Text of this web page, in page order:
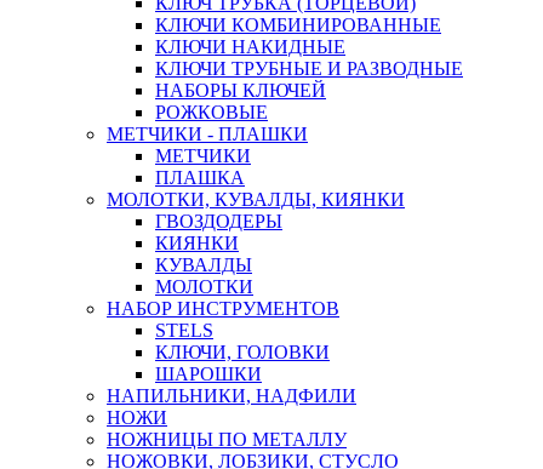
КЛЮЧИ КОМБИНИРОВАННЫЕ
КЛЮЧИ НАКИДНЫЕ
КЛЮЧИ ТРУБНЫЕ И РАЗВОДНЫЕ
НАБОРЫ КЛЮЧЕЙ
РОЖКОВЫЕ
МЕТЧИКИ - ПЛАШКИ
МЕТЧИКИ
ПЛАШКА
МОЛОТКИ, КУВАЛДЫ, КИЯНКИ
ГВОЗДОДЕРЫ
КИЯНКИ
КУВАЛДЫ
МОЛОТКИ
НАБОР ИНСТРУМЕНТОВ
STELS
КЛЮЧИ, ГОЛОВКИ
ШАРОШКИ
НАПИЛЬНИКИ, НАДФИЛИ
НОЖИ
НОЖНИЦЫ ПО МЕТАЛЛУ
НОЖОВКИ, ЛОБЗИКИ, СТУСЛО